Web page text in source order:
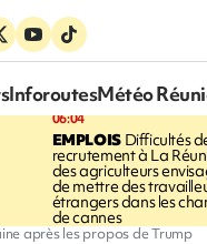
InforoutesMétéo
06:04
EMPLOISDifficultés
recrutement à La
des agriculteurs
de mettre des
étrangers dans les
de cannes
après les propos de Trump